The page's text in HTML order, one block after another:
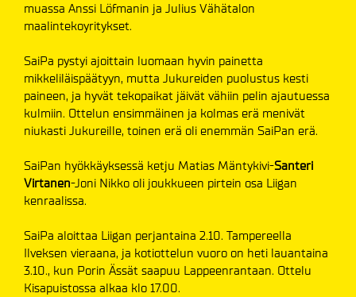
muassa Anssi Löfmanin ja Julius Vähätalon
maalintekoyritykset.
SaiPa pystyi ajoittain luomaan hyvin painetta
mikkeliläispäätyyn, mutta Jukureiden puolustus kesti
paineen, ja hyvät tekopaikat jäivät vähiin pelin ajautuessa
kulmiin. Ottelun ensimmäinen ja kolmas erä menivät
niukasti Jukureille, toinen erä oli enemmän SaiPan erä.
SaiPan hyökkäyksessä ketju Matias Mäntykivi-Santeri
Virtanen-Joni Nikko oli joukkueen pirtein osa Liigan
kenraalissa.
SaiPa aloittaa Liigan perjantaina 2.10. Tampereella
Ilveksen vieraana, ja kotiottelun vuoro on heti lauantaina
3.10., kun Porin Ässät saapuu Lappeenrantaan. Ottelu
Kisapuistossa alkaa klo 17.00.